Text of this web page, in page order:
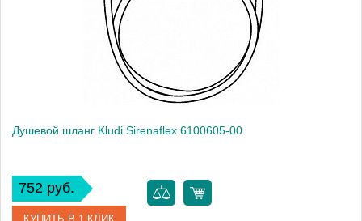
Душевой шланг Kludi Sirenaflex 6100605-00
752 руб.